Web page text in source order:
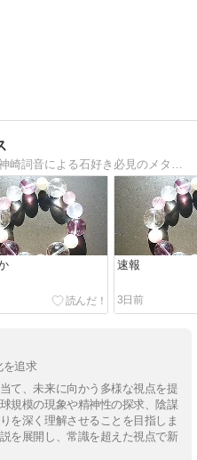
速報
3日前
を追求
て、未来に向かう多様な視点を提
規模の現象や精神性の探求、陰謀
を深く理解させることを目指しま
を展開し、常識を超えた視点で新